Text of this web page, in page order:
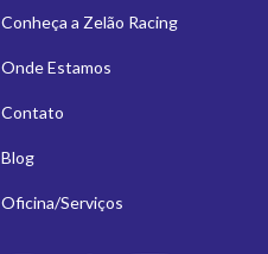
Conheça a Zelão Racing
Onde Estamos
Contato
Blog
Oficina/Serviços